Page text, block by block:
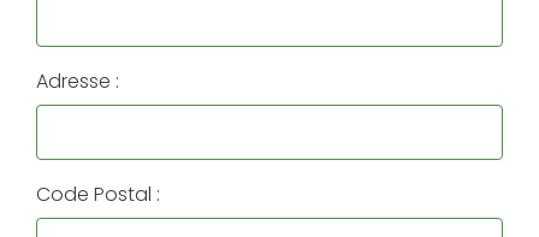
Adresse :
Code Postal :